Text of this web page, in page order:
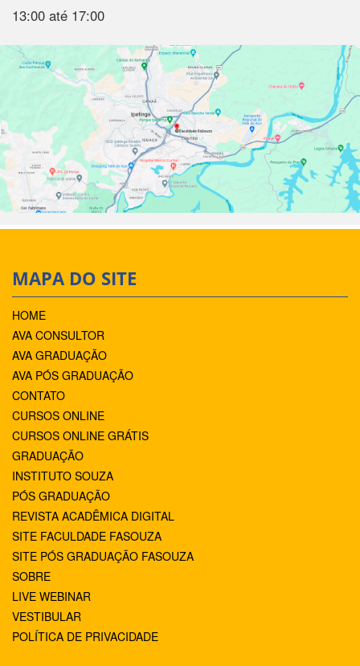
13:00 até 17:00
MAPA DO SITE
HOME
AVA CONSULTOR
AVA GRADUAÇÃO
AVA PÓS GRADUAÇÃO
CONTATO
CURSOS ONLINE
CURSOS ONLINE GRÁTIS
GRADUAÇÃO
INSTITUTO SOUZA
PÓS GRADUAÇÃO
REVISTA ACADÊMICA DIGITAL
SITE FACULDADE FASOUZA
SITE PÓS GRADUAÇÃO FASOUZA
SOBRE
LIVE WEBINAR
VESTIBULAR
POLÍTICA DE PRIVACIDADE